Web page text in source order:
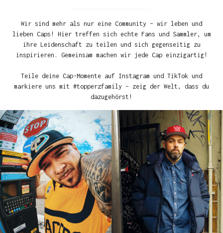
Wir sind mehr als nur eine Community – wir leben und
lieben Caps! Hier treffen sich echte Fans und Sammler, um
ihre Leidenschaft zu teilen und sich gegenseitig zu
inspirieren. Gemeinsam machen wir jede Cap einzigartig!
Teile deine Cap-Momente auf Instagram und TikTok und
markiere uns mit #topperzfamily – zeig der Welt, dass du
dazugehörst!